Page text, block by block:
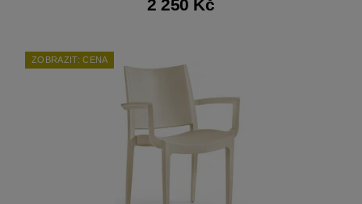
2 250 Kč
ZOBRAZIT: CENA